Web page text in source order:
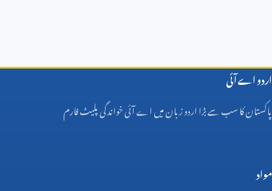
اردو اے آئی
پاکستان کا سب سے بڑا اردو زبان میں اے آئی خواندگی پلیٹ فارم
مواد